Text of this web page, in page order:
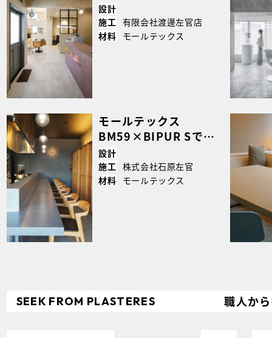
のモールテックスカウ
ンター｜case5355
設計
施工 有限会社渡邊左官店
材料 モールテックス
モールテックス
BM59×BIPUR Sで仕
上げた、上質な空間づ
くり｜case5276
設計
施工 株式会社石原左官
材料 モールテックス
SEEK FROM PLASTERES 職人か